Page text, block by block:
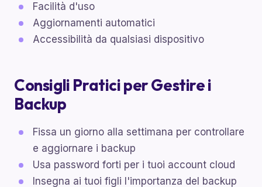
Facilità d'uso
Aggiornamenti automatici
Accessibilità da qualsiasi dispositivo
Consigli Pratici per Gestire i
Backup
Fissa un giorno alla settimana per controllare
e aggiornare i backup
Usa password forti per i tuoi account cloud
Insegna ai tuoi figli l'importanza del backup